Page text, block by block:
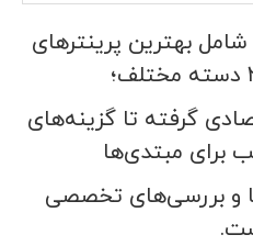
بهترین پرینترهای
گرفته تا گزینه‌های
برای مبتدی‌ها
و بررسی‌های تخصصی